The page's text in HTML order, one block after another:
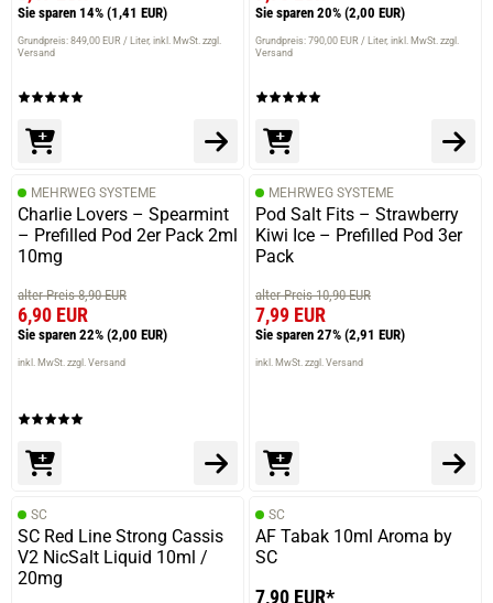
Rüdiger M.
wiederbefüllbaren pads von elfbar.
19.10.2024 — viaTrustedshops.de
Lars J.
Die Bewertung erfolgte ohne Abgabe eines Kommentars
Manuela Z.
verifizierter Onlinekauf.
Die Bewertung erfolgte ohne Abgabe eines Kommentars
29.09.2024 — via
Sie sparen 14% (1,41 EUR)
Grundpreis: 849,00 EUR / Liter inkl. MwSt. zzgl.
Versand
Sie sparen 20% (2,00 EUR)
Grundpreis: 790,00 EUR / Liter inkl. MwSt. zzgl.
Versand
MEHRWEG SYSTEME
Charlie Lovers – Spearmint
– Prefilled Pod 2er Pack 2ml
10mg
alter Preis 8,90 EUR
6,90 EUR
Sie sparen 22% (2,00 EUR)
inkl. MwSt. zzgl. Versand
MEHRWEG SYSTEME
Pod Salt Fits – Strawberry
Kiwi Ice – Prefilled Pod 3er
Pack
alter Preis 10,90 EUR
7,99 EUR
Sie sparen 27% (2,91 EUR)
inkl. MwSt. zzgl. Versand
SC
SC Red Line Strong Cassis
V2 NicSalt Liquid 10ml /
20mg
SC
AF Tabak 10ml Aroma by
SC
7,90 EUR*